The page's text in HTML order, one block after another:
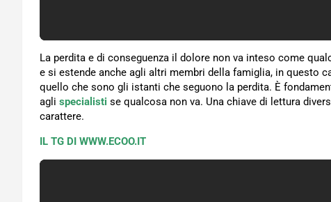
La perdita e di conseguenza il dolore non va inteso come
e si estende anche agli altri membri della famiglia, in questo
quello che sono gli istanti che seguono la perdita. È
agli specialisti se qualcosa non va. Una chiave di lettura
carattere.
IL TG DI WWW.ECOO.IT